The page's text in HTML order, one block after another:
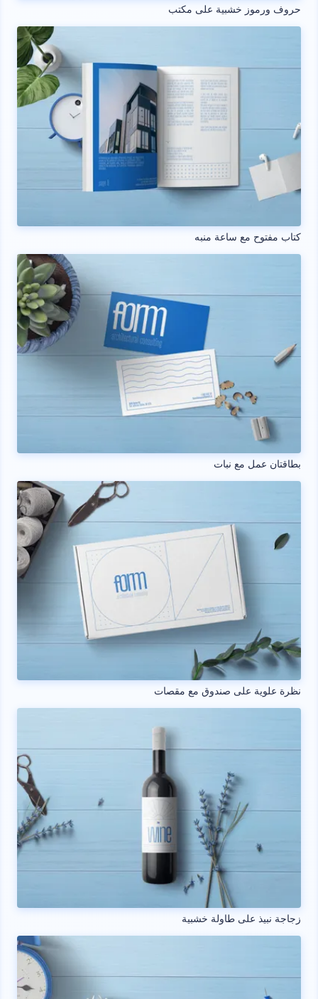
حروف ورموز خشبية على مكتب
كتاب مفتوح مع ساعة منبه
بطاقتان عمل مع نبات
نظرة علوية على صندوق مع مقصات
زجاجة نبيذ على طاولة خشبية